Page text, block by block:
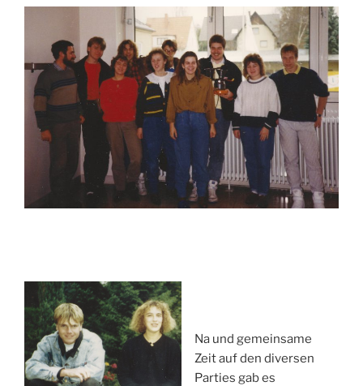
Na und gemeinsame
Zeit auf den diversen
Parties gab es